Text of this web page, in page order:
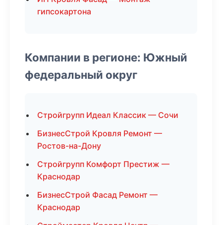
гипсокартона
Компании в регионе: Южный
федеральный округ
Стройгрупп Идеал Классик — Сочи
БизнесСтрой Кровля Ремонт —
Ростов-на-Дону
Стройгрупп Комфорт Престиж —
Краснодар
БизнесСтрой Фасад Ремонт —
Краснодар